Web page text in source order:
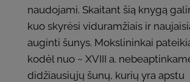
naudojami. Skaitant šią knygą
kuo skyrėsi viduramžiais ir
auginti šunys. Mokslininkai
kodėl nuo ~ XVIII a.
didžiausiųjų šunų, kurių yra apstu